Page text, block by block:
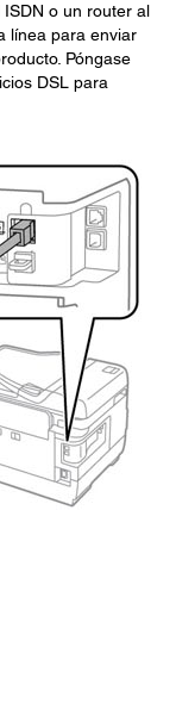
o un router al
línea para enviar
Póngase
DSL para